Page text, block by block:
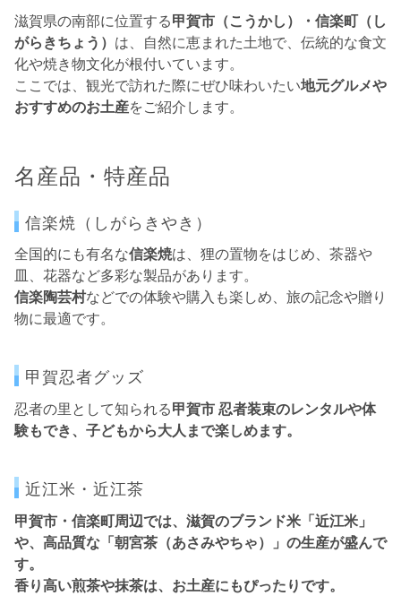
滋賀県の南部に位置する甲賀市（こうかし）・信楽町（し
がらきちょう） は、自然に恵まれた土地で、伝統的な食文
化や焼き物文化が根付いています。
ここでは、観光で訪れた際にぜひ味わいたい地元グルメや
おすすめのお土産をご紹介します。
名産品・特産品
信楽焼（しがらきやき）
全国的にも有名な信楽焼は、狸の置物をはじめ、茶器や
皿、花器など多彩な製品があります。
信楽陶芸村などでの体験や購入も楽しめ、旅の記念や贈り
物に最適です。
甲賀忍者グッズ
忍者の里として知られる甲賀市 忍者装束のレンタルや体
験もでき、子どもから大人まで楽しめます。
近江米・近江茶
甲賀市・信楽町周辺では、 滋賀のブランド米「近江米」
や、 高品質な「朝宮茶（あさみやちゃ）」 の生産が盛んで
す。
香り高い煎茶や抹茶は、お土産にもぴったりです。